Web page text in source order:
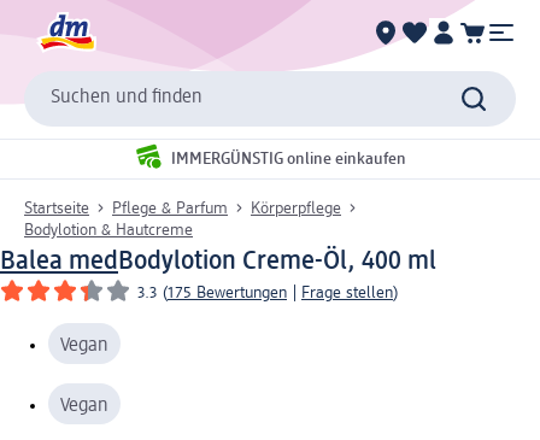
Suchen und finden
IMMERGÜNSTIG online einkaufen
Startseite Pflege & Parfum
Körperpflege
Bodylotion & Hautcreme
Balea medBodylotion Creme-Öl, 400 ml
3.3 (175 Bewertungen Frage stellen)
Vegan
Vegan